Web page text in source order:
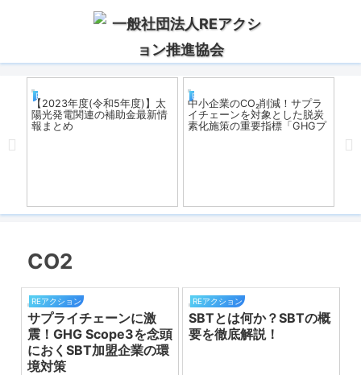
REアクション
【2023年度(令和5年度)】太
陽光発電関連の補助金最新情
報まとめ
REアクション
中小企業のCO₂削減！サプラ
イチェーンを対象とした脱炭
素化施策の重要指標「GHGプ
CO2
REアクション
サプライチェーンに激
震！GHG Scope3を念頭
におくSBT加盟企業の環
境対策
REアクション
SBTとは何か？SBTの概
要を徹底解説！